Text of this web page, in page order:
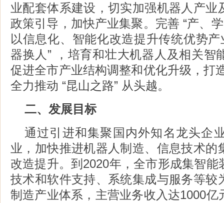
业配套体系建设，切实加强机器人产业
政策引导，加快产业集聚。完善 “产、
以信息化、智能化改造提升传统优势
器换人” ，培育和壮大机器人及相关智
促进全市产业结构调整和优化升级，打
全力推动 “昆山之路” 从头越。
二、发展目标
通过引进和集聚国内外知名龙头企
业，加快推进机器人制造、信息技术的
改造提升。到2020年，全市形成集智
技术和软件支持、系统集成与服务等较
制造产业体系，主营业务收入达1000亿